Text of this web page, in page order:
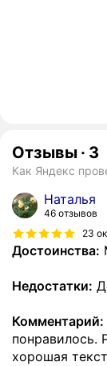
Отзывы · 3
Как Яндекс
Наталья
46 отзывов
23
Достоинства:
Недостатки:
Комментарий:
понравилось.
хорошая